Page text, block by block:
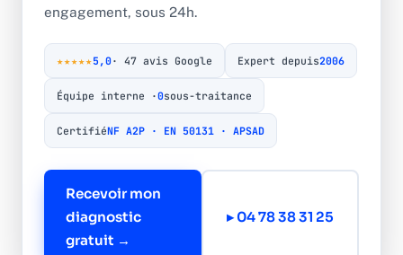
engagement, sous 24h.
★★★★★5,0· 47 avis Google Expert depuis2006
Équipe interne ·0sous-traitance
CertifiéNF A2P · EN 50131 · APSAD
Recevoir mon
diagnostic
gratuit →
▸ 04 78 38 31 25